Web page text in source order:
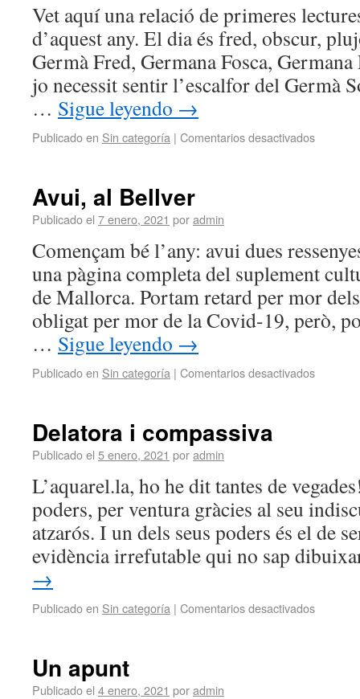
Vet aquí una relació de primeres
d’aquest any. El dia és fred, obscur,
Germà Fred, Germana Fosca,
jo necessit sentir l’escalfor del Germà
… Sigue leyendo →
Publicado en Sin categoría | Comentarios desactivados
Avui, al Bellver
Publicado el 7 enero, 2021 poradmin
Començam bé l’any: avui dues
una pàgina completa del suplement
de Mallorca. Portam retard per mor
obligat per mor de la Covid-19, però,
… Sigue leyendo →
Publicado en Sin categoría | Comentarios desactivados
Delatora i compassiva
Publicado el 5 enero, 2021 poradmin
L’aquarel.la, ho he dit tantes de
poders, per ventura gràcies al seu
atzarós. I un dels seus poders és el de
evidència irrefutable qui no sap
→
Publicado en Sin categoría | Comentarios desactivados
Un apunt
Publicado el 4 enero, 2021 poradmin